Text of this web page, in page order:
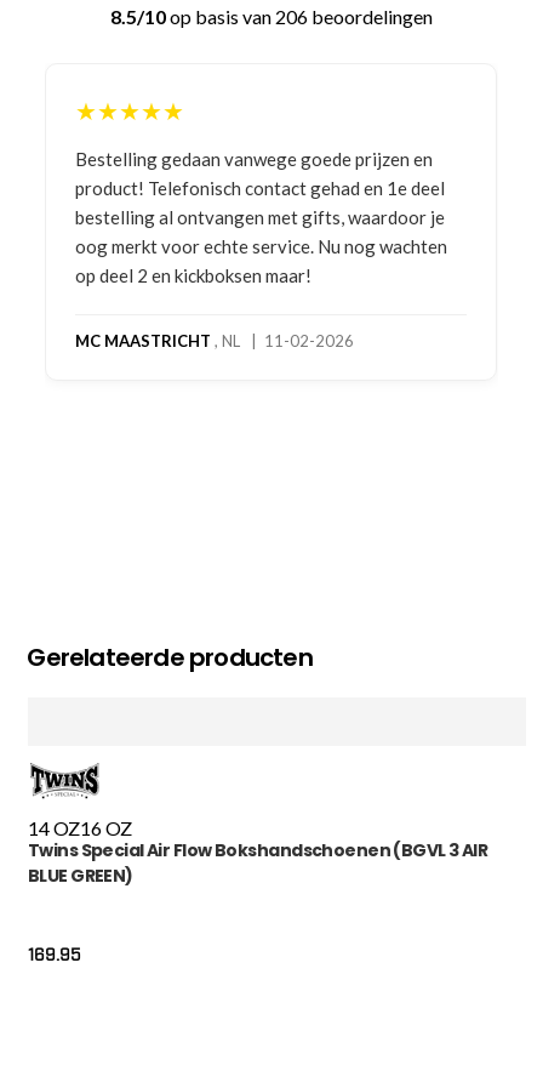
8.5/10op basis van 206 beoordelingen
★★★★★
Bestelling gedaan vanwege goede prijzen en
product! Telefonisch contact gehad en 1e deel
bestelling al ontvangen met gifts, waardoor je
oog merkt voor echte service. Nu nog wachten
op deel 2 en kickboksen maar!
MC MAASTRICHT , NL | 11-02-2026
Gerelateerde producten
14 OZ16 OZ
Twins Special Air Flow Bokshandschoenen (BGVL 3 AIR
BLUE GREEN)
169.95